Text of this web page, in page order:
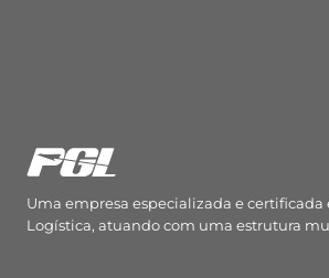
Uma empresa especializada e certificada
Logística, atuando com uma estrutura